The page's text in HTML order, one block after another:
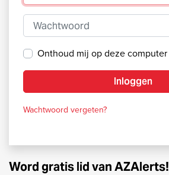
Wachtwoord
Onthoud mij op deze computer
Inloggen
Wachtwoord vergeten?
Word gratis lid van AZAlerts!